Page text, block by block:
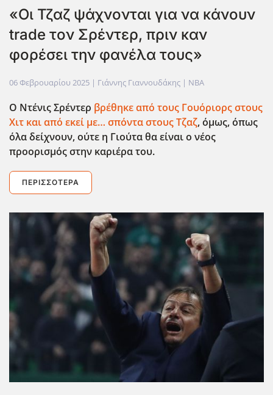
«Οι Τζαζ ψάχνονται για να κάνουν
trade τον Σρέντερ, πριν καν
φορέσει την φανέλα τους»
06 Φεβρουαρίου 2025 | Γιάννης Γιαννουδάκης | NBA
Ο Ντένις Σρέντερ βρέθηκε από τους Γουόριορς στους
Χιτ και από εκεί με… σπόντα στους Τζαζ, όμως, όπως
όλα δείχνουν, ούτε η Γιούτα θα είναι ο νέος
προορισμός στην καριέρα του.
ΠΕΡΙΣΣΌΤΕΡΑ